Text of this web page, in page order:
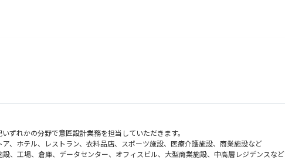
ずれかの分野で意匠設計業務を担当していただきます。
ア、ホテル、レストラン、衣料品店、スポーツ施設、医療介護施設、商業施設など
設、工場、倉庫、データセンター、オフィスビル、大型商業施設、中高層レジデンスなど